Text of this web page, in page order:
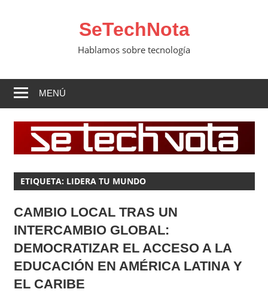
SeTechNota
Hablamos sobre tecnología
MENÚ
ETIQUETA: LIDERA TU MUNDO
CAMBIO LOCAL TRAS UN
INTERCAMBIO GLOBAL:
DEMOCRATIZAR EL ACCESO A LA
EDUCACIÓN EN AMÉRICA LATINA Y
EL CARIBE